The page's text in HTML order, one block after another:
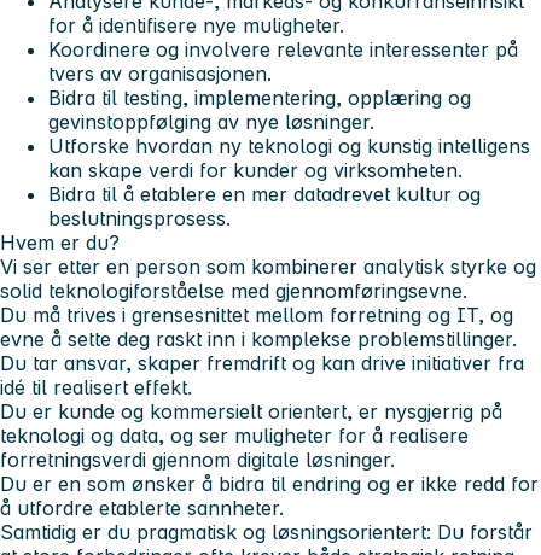
for å identifisere nye muligheter.
Koordinere og involvere relevante interessenter på
tvers av organisasjonen.
Bidra til testing, implementering, opplæring og
gevinstoppfølging av nye løsninger.
Utforske hvordan ny teknologi og kunstig intelligens
kan skape verdi for kunder og virksomheten.
Bidra til å etablere en mer datadrevet kultur og
beslutningsprosess.
Hvem er du?
Vi ser etter en person som kombinerer analytisk styrke og
solid teknologiforståelse med gjennomføringsevne.
Du må trives i grensesnittet mellom forretning og IT, og
evne å sette deg raskt inn i komplekse problemstillinger.
Du tar ansvar, skaper fremdrift og kan drive initiativer fra
idé til realisert effekt.
Du er kunde og kommersielt orientert, er nysgjerrig på
teknologi og data, og ser muligheter for å realisere
forretningsverdi gjennom digitale løsninger.
Du er en som ønsker å bidra til endring og er ikke redd for
å utfordre etablerte sannheter.
Samtidig er du pragmatisk og løsningsorientert: Du forstår